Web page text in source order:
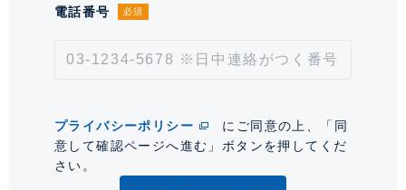
情報更新日
次回更新予定日 2026年8月21日
0
電話番号 必須
プライバシーポリシー
にご同意の上、「同
意して確認ページへ進む」ボタンを押してくだ
さい。